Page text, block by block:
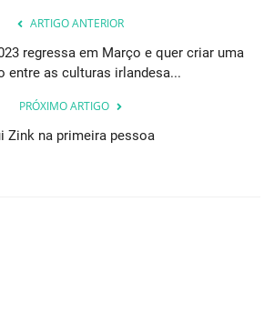
ARTIGO ANTERIOR
regressa em Março e quer criar uma
entre as culturas irlandesa...
PRÓXIMO ARTIGO
Zink na primeira pessoa